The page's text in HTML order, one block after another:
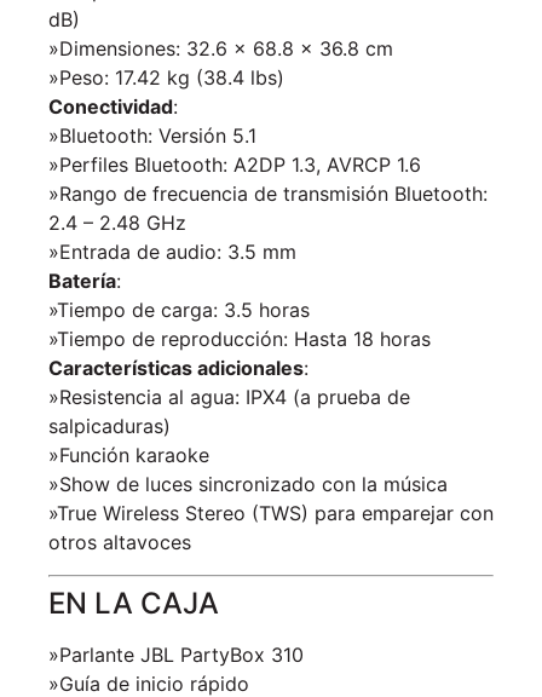
dB)
»Dimensiones: 32.6 x 68.8 x 36.8 cm
»Peso: 17.42 kg (38.4 lbs)
Conectividad:
»Bluetooth: Versión 5.1
»Perfiles Bluetooth: A2DP 1.3, AVRCP 1.6
»Rango de frecuencia de transmisión Bluetooth:
2.4 – 2.48 GHz
»Entrada de audio: 3.5 mm
Batería:
»Tiempo de carga: 3.5 horas
»Tiempo de reproducción: Hasta 18 horas
Características adicionales:
»Resistencia al agua: IPX4 (a prueba de
salpicaduras)
»Función karaoke
»Show de luces sincronizado con la música
»True Wireless Stereo (TWS) para emparejar con
otros altavoces
EN LA CAJA
»Parlante JBL PartyBox 310
»Guía de inicio rápido